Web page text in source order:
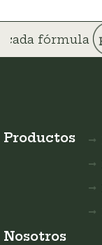
cada fórmula
Productos
Nosotros